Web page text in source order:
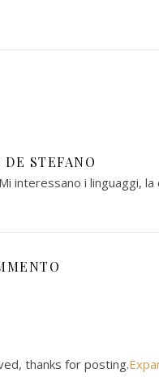
STEFANO
interessano i linguaggi, la
thanks for posting.